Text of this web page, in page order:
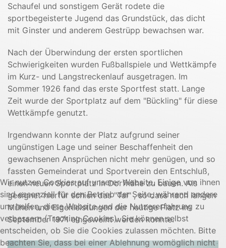
Schaufel und sonstigem Gerät rodete die
sportbegeisterte Jugend das Grundstück, das dicht
mit Ginster und anderem Gestrüpp bewachsen war.
Nach der Überwindung der ersten sportlichen
Schwierigkeiten wurden Fußballspiele und Wettkämpfe
im Kurz- und Langstreckenlauf ausgetragen. Im
Sommer 1926 fand das erste Sportfest statt. Lange
Zeit wurde der Sportplatz auf dem "Bückling" für diese
Wettkämpfe genutzt.
Irgendwann konnte der Platz aufgrund seiner
ungünstigen Lage und seiner Beschaffenheit den
gewachsenen Ansprüchen nicht mehr genügen, und so
fassten Gemeinderat und Sportverein den Entschluß,
einen neuen Sportplatz in Dorfnähe zu bauen. Als
geeignet hierfür schien das "Tal" , so dass nach langen
Mühen und Eigenleistungen der heutige Platz im
September 1971 eingeweiht werden konnte.
Wir nutzen Cookies auf unserer Website. Einige von ihnen
sind essenziell für den Betrieb der Seite, während andere
uns helfen, diese Website und die Nutzererfahrung zu
verbessern (Tracking Cookies). Sie können selbst
entscheiden, ob Sie die Cookies zulassen möchten. Bitte
beachten Sie, dass bei einer Ablehnung womöglich nicht